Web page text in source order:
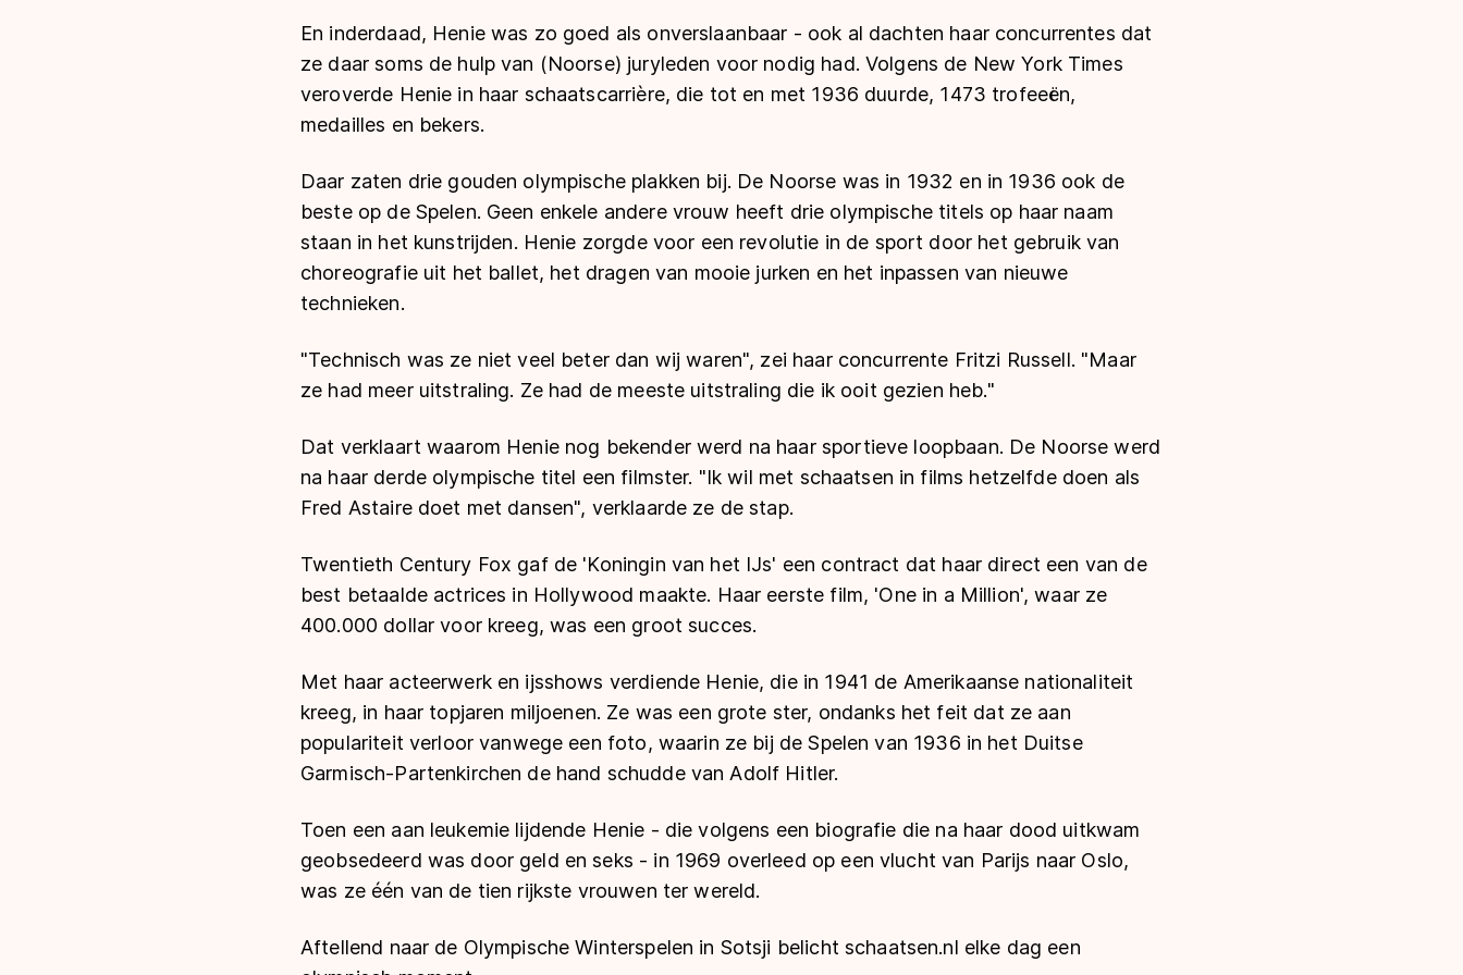
En inderdaad, Henie was zo goed als onverslaanbaar - ook al dachten haar concurrentes dat
ze daar soms de hulp van (Noorse) juryleden voor nodig had. Volgens de New York Times
veroverde Henie in haar schaatscarrière, die tot en met 1936 duurde, 1473 trofeeën,
medailles en bekers.
Daar zaten drie gouden olympische plakken bij. De Noorse was in 1932 en in 1936 ook de
beste op de Spelen. Geen enkele andere vrouw heeft drie olympische titels op haar naam
staan in het kunstrijden. Henie zorgde voor een revolutie in de sport door het gebruik van
choreografie uit het ballet, het dragen van mooie jurken en het inpassen van nieuwe
technieken.
"Technisch was ze niet veel beter dan wij waren", zei haar concurrente Fritzi Russell. "Maar
ze had meer uitstraling. Ze had de meeste uitstraling die ik ooit gezien heb."
Dat verklaart waarom Henie nog bekender werd na haar sportieve loopbaan. De Noorse werd
na haar derde olympische titel een filmster. "Ik wil met schaatsen in films hetzelfde doen als
Fred Astaire doet met dansen", verklaarde ze de stap.
Twentieth Century Fox gaf de 'Koningin van het IJs' een contract dat haar direct een van de
best betaalde actrices in Hollywood maakte. Haar eerste film, 'One in a Million', waar ze
400.000 dollar voor kreeg, was een groot succes.
Met haar acteerwerk en ijsshows verdiende Henie, die in 1941 de Amerikaanse nationaliteit
kreeg, in haar topjaren miljoenen. Ze was een grote ster, ondanks het feit dat ze aan
populariteit verloor vanwege een foto, waarin ze bij de Spelen van 1936 in het Duitse
Garmisch-Partenkirchen de hand schudde van Adolf Hitler.
Toen een aan leukemie lijdende Henie - die volgens een biografie die na haar dood uitkwam
geobsedeerd was door geld en seks - in 1969 overleed op een vlucht van Parijs naar Oslo,
was ze één van de tien rijkste vrouwen ter wereld.
Aftellend naar de Olympische Winterspelen in Sotsji belicht schaatsen.nl elke dag een